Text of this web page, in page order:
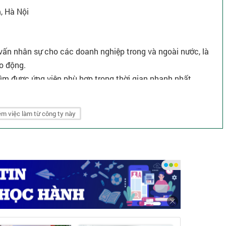
Hà Nội
nhân sự cho các doanh nghiệp trong và ngoài nước, là
động.
được ứng viên phù hợp trong thời gian nhanh nhất.
việc làm từ công ty này